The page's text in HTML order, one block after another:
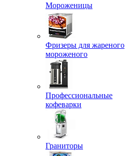
Мороженицы
Фризеры для жареного
мороженого
Профессиональные
кофеварки
Граниторы